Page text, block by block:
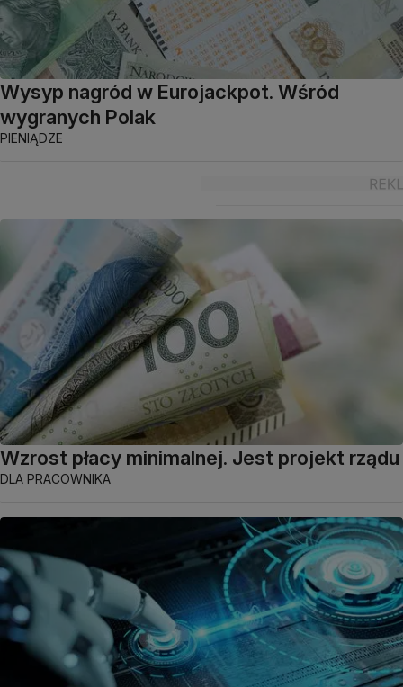
Wysyp nagród w Eurojackpot. Wśród
wygranych Polak
PIENIĄDZE
Wzrost płacy minimalnej. Jest projekt rządu
DLA PRACOWNIKA